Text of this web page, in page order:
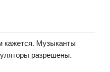
кажется. Музыканты
разрешены.